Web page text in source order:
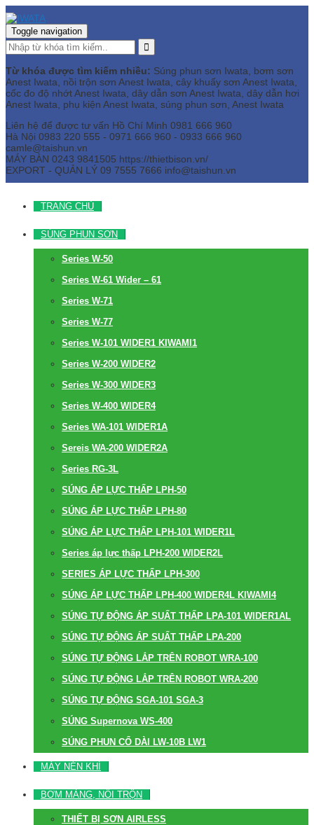
Toggle navigation
Từ khóa được tìm kiếm nhiều: Súng phun sơn Iwata, bơm sơn
Anest Iwata, nồi trộn sơn Anest Iwata, cây khuấy sơn Anest Iwata,
cốc đo độ nhớt Anest Iwata, dây dẫn sơn Anest Iwata, dây dẫn hơi
Anest Iwata, phụ kiện Anest Iwata, súng phun sơn, Anest Iwata
Liên hệ để được tư vấn Hồ Chí Minh 0981 666 960
Hà Nội 0983 220 555 - 0971 666 960 - 0933 666 960
camle@taishun.vn
MÁY BÀN 0243 9841505 https://thietbison.vn/
EXPORT - QUẢN LÝ 09 7555 7666 info@taishun.vn
TRANG CHỦ
SÚNG PHUN SƠN
Series W-50
Series W-61 Wider – 61
Series W-71
Series W-77
Series W-101 WIDER1 KIWAMI1
Series W-200 WIDER2
Series W-300 WIDER3
Series W-400 WIDER4
Series WA-101 WIDER1A
Sereis WA-200 WIDER2A
Series RG-3L
SÚNG ÁP LỰC THẤP LPH-50
SÚNG ÁP LỰC THẤP LPH-80
SÚNG ÁP LỰC THẤP LPH-101 WIDER1L
Series áp lực thấp LPH-200 WIDER2L
SERIES ÁP LỰC THẤP LPH-300
SÚNG ÁP LỰC THẤP LPH-400 WIDER4L KIWAMI4
SÚNG TỰ ĐỘNG ÁP SUẤT THẤP LPA-101 WIDER1AL
SÚNG TỰ ĐỘNG ÁP SUẤT THẤP LPA-200
SÚNG TỰ ĐỘNG LẮP TRÊN ROBOT WRA-100
SÚNG TỰ ĐỘNG LẮP TRÊN ROBOT WRA-200
SÚNG TỰ ĐỘNG SGA-101 SGA-3
SÚNG Supernova WS-400
SÚNG PHUN CỔ DÀI LW-10B LW1
MÁY NÉN KHÍ
BƠM MÀNG, NỒI TRỘN
THIẾT BỊ SƠN AIRLESS